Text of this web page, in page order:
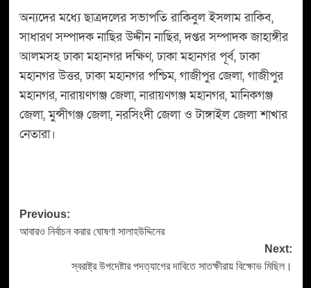
অন্যদের মধ্যে ছাত্রদলের সভাপতি রাকিবুল ইসলাম রাকিব,
সাধারণ সম্পাদক নাছির উদ্দীন নাছির, দপ্তর সম্পাদক জাহাঙ্গীর
আলমসহ ঢাকা মহানগর দক্ষিণ, ঢাকা মহানগর পূর্ব, ঢাকা
মহানগর উত্তর, ঢাকা মহানগর পশ্চিম, গাজীপুর জেলা, গাজীপুর
মহানগর, নারায়ণগঞ্জ জেলা, নারায়ণগঞ্জ মহানগর, মানিকগঞ্জ
জেলা, মুন্সীগঞ্জ জেলা, নরসিংদী জেলা ও টাঙ্গাইল জেলা শাখার
নেতারা।
Previous:
আবারও নির্বাচন করার ঘোষণা সালাহউদ্দিনের
Next:
স্বরাষ্ট্র উপদেষ্টার পদত্যাগের দাবিতে সাতক্ষীরায় বিক্ষোভ মিছিল।